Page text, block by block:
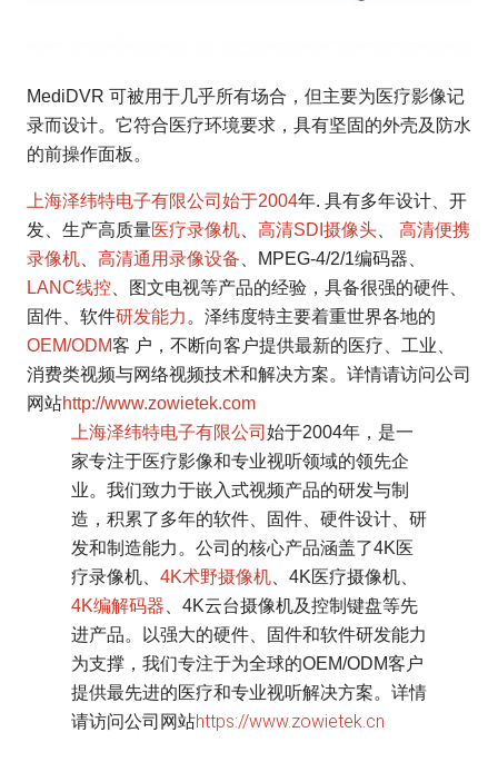
MediDVR 可被用于几乎所有场合，但主要为医疗影像记
录而设计。它符合医疗环境要求，具有坚固的外壳及防水
的前操作面板。
上海泽纬特电子有限公司 始于2004年. 具有多年设计、开
发、生产高质量医疗录像机 高清SDI摄像头
高清便携
录像机
高清通用录像设备 、MPEG-4/2/1编码器、
LANC线控 、图文电视等产品的经验，具备很强的硬件、
固件、软件研发能力 。泽纬度特主要着重世界各地的
OEM/ODM客 户，不断向客户提供最新的医疗、工业、
消费类视频与网络视频技术和解决方案。详情请访问公司
网站http://www.zowietek.com
上海泽纬特电子有限公司 始于2004年，是一
家专注于医疗影像和专业视听领域的领先企
业。我们致力于嵌入式视频产品的研发与制
造，积累了多年的软件、固件、硬件设计、研
发和制造能力。公司的核心产品涵盖了4K医
疗录像机、 4K术野摄像机 、4K医疗摄像机、
4K编解码器 、4K云台摄像机及控制键盘等先
进产品。以强大的硬件、固件和软件研发能力
为支撑，我们专注于为全球的OEM/ODM客户
提供最先进的医疗和专业视听解决方案。详情
请访问公司网站https://www.zowietek.cn